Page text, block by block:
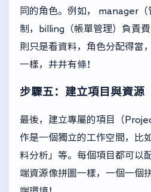
同的角色。例如， manager
制，billing（帳單管理）負責
則只是看資料，角色分配得當
一樣，井井有條！
步驟五：建立項目與資源
最後，建立專屬的項目（
作是一個獨立的工作空間，比
料分析」等。每個項目都可以
端資源像拼圖一樣，一個一個